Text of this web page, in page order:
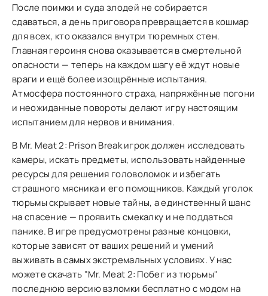
После поимки и суда злодей не собирается
сдаваться, а день приговора превращается в кошмар
для всех, кто оказался внутри тюремных стен.
Главная героиня снова оказывается в смертельной
опасности — теперь на каждом шагу её ждут новые
враги и ещё более изощрённые испытания.
Атмосфера постоянного страха, напряжённые погони
и неожиданные повороты делают игру настоящим
испытанием для нервов и внимания.
В Mr. Meat 2: Prison Break игрок должен исследовать
камеры, искать предметы, использовать найденные
ресурсы для решения головоломок и избегать
страшного мясника и его помощников. Каждый уголок
тюрьмы скрывает новые тайны, а единственный шанс
на спасение — проявить смекалку и не поддаться
панике. В игре предусмотрены разные концовки,
которые зависят от ваших решений и умений
выживать в самых экстремальных условиях. У нас
можете скачать "Mr. Meat 2: Побег из тюрьмы"
последнюю версию взломки бесплатно с модом на